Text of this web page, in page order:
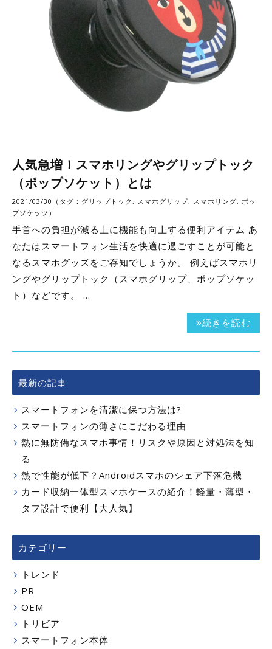
人気急増！スマホリングやグリップトック
（ポップソケット）とは
2021/03/30（タグ： グリップトック , スマホグリップ, スマホリング, ポッ
プソケッツ ）
手首への負担が減る上に機能も向上する便利アイテム あ
なたはスマートフォン生活を快適に過ごすことが可能と
なるスマホグッズをご存知でしょうか。 例えばスマホリ
ングやグリップトック（スマホグリップ、ポップソケッ
ト）などです。 …
続きを読む
最新の記事
スマートフォンを清潔に保つ方法は?
スマートフォンの薄さにこだわる理由
熱に無防備なスマホ事情！リスクや原因と対処法を知
る
熱で性能が低下？Androidスマホのシェア下落危機
カード収納一体型スマホケースの紹介！軽量・薄型・
タフ設計で便利【大人気】
カテゴリー
トレンド
PR
OEM
トリビア
スマートフォン本体